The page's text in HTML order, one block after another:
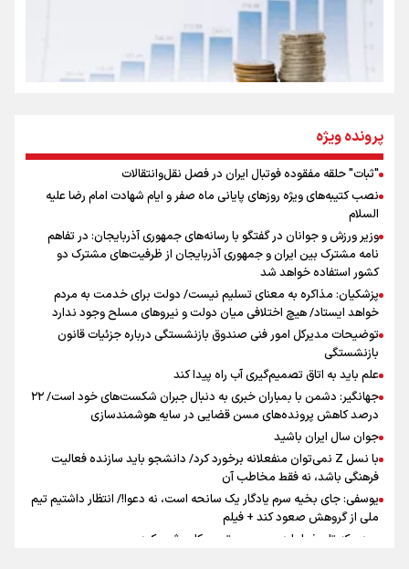
روایت ایران از کنار مردم
جمله‌ای که بغض چهارماهه را شکست؛ «آهای مردم، آقا از
تهران رفتند»
سه حسرتی که به دلم ماند
اینفو برنا/ میزان مالیات بر ارزش افزوده چقدر است؟
اینفو برنا / ۴ مسیر اصلی پیاده روی اربعین در عراق
پرونده ویژه
"ثبات" حلقه مفقوده فوتبال ایران در فصل نقل‌وانتقالات
نصب کتیبه‌های ویژه روزهای پایانی ماه صفر و ایام شهادت امام رضا علیه
السلام
وزیر ورزش و جوانان در گفتگو با رسانه‌های جمهوری آذربایجان: در تفاهم
نامه مشترک بین ایران و جمهوری آذربایجان از ظرفیت‌های مشترک دو
کشور استفاده خواهد شد
پزشکیان: مذاکره به معنای تسلیم نیست/ دولت برای خدمت به مردم
خواهد ایستاد/ هیچ اختلافی میان دولت و نیروهای مسلح وجود ندارد
توضیحات مدیرکل امور فنی صندوق بازنشستگی درباره جزئیات قانون
بازنشستگی
علم باید به اتاق تصمیم‌گیری آب راه پیدا کند
جهانگیر: دشمن با بمباران خبری به دنبال جبران شکست‌های خود است/ ۲۲
درصد کاهش پرونده‌های مسن قضایی در سایه هوشمندسازی
جوان سال ایران باشید
با نسل Z نمی‌توان منفعلانه برخورد کرد/ دانشجو باید سازنده فعالیت
فرهنگی باشد، نه فقط مخاطب آن
یوسفی: جای بخیه سرم یادگار یک سانحه است، نه دعوا!/ انتظار داشتیم تیم
ملی از گروهش صعود کند + فیلم
مردی که تاریخ را با دوربین و موتورسیکلت ثبت کرد